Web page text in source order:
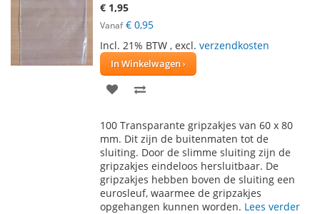
€ 1,95
Vanaf € 0,95
Incl. 21% BTW , excl. verzendkosten
In Winkelwagen
VOEG
AAN
VERLANGLIJST
TE
VERGELIJKEN
100 Transparante gripzakjes van 60 x 80
mm. Dit zijn de buitenmaten tot de
sluiting. Door de slimme sluiting zijn de
gripzakjes eindeloos hersluitbaar. De
gripzakjes hebben boven de sluiting een
eurosleuf, waarmee de gripzakjes
opgehangen kunnen worden. Lees verder